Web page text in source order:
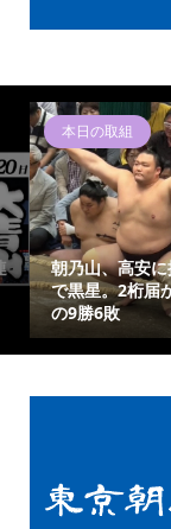
朝乃山ニュース
朝乃山、千秋
関・高安と激
破で有終の美を